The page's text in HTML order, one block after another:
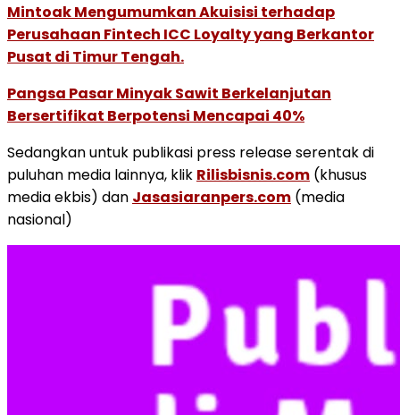
Mintoak Mengumumkan Akuisisi terhadap
Perusahaan Fintech ICC Loyalty yang Berkantor
Pusat di Timur Tengah.
Pangsa Pasar Minyak Sawit Berkelanjutan
Bersertifikat Berpotensi Mencapai 40%
Sedangkan untuk publikasi press release serentak di
puluhan media lainnya, klik Rilisbisnis.com (khusus
media ekbis) dan Jasasiaranpers.com (media
nasional)